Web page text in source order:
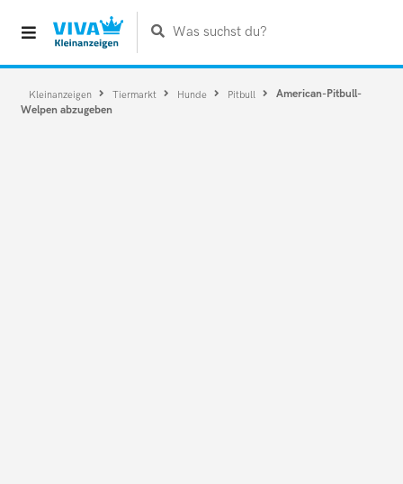
Was suchst du?
Kleinanzeigen Tiermarkt Hunde Pitbull
American-Pitbull-
Welpen abzugeben